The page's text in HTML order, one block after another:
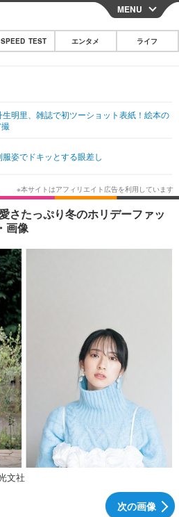
CLOSE
その他
映画・ドラマ
韓国・芸能
スポーツ
グルメ
ショッピング
MENU
SPEED TEST エンタメ ライフ
明里、雑誌で初ツーショット表紙！絵本の
姿でドキッとする眼差し
さたっぷり冬のホリデーファッ
画像
文社
次の画像